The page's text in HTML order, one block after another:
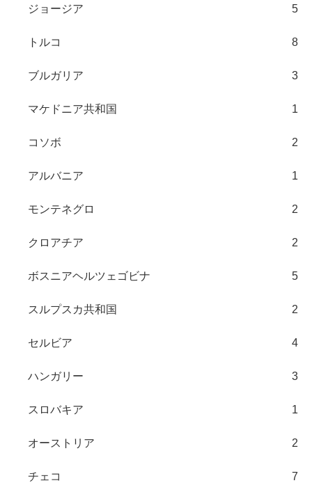
ジョージア 5
トルコ 8
ブルガリア 3
マケドニア共和国 1
コソボ 2
アルバニア 1
モンテネグロ 2
クロアチア 2
ボスニアヘルツェゴビナ 5
スルプスカ共和国 2
セルビア 4
ハンガリー 3
スロバキア 1
オーストリア 2
チェコ 7